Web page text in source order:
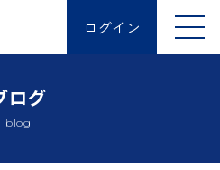
ログイン
ログ
blog